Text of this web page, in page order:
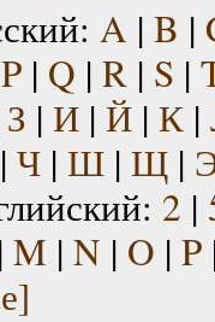
A | B |
P| Q | R| S |
З | И| Й| К|
Ч| Ш| Щ|
2 |
M | N | O | P